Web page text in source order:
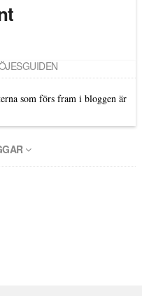
som förs fram i bloggen är